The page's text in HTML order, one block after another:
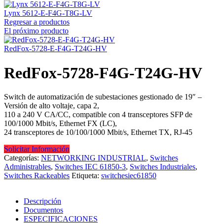
Lynx 5612-E-F4G-T8G-LV
Regresar a productos
El próximo producto
RedFox-5728-E-F4G-T24G-HV
RedFox-5728-F4G-T24G-HV
Switch de automatización de subestaciones gestionado de 19″ –
Versión de alto voltaje, capa 2,
110 a 240 V CA/CC, compatible con 4 transceptores SFP de
100/1000 Mbit/s, Ethernet FX (LC),
24 transceptores de 10/100/1000 Mbit/s, Ethernet TX, RJ-45
Solicitar Información
Categorías: NETWORKING INDUSTRIAL, Switches
Administrables, Switches IEC 61850-3, Switches Industriales,
Switches Rackeables Etiqueta: switchesiec61850
Descripción
Documentos
ESPECIFICACIONES